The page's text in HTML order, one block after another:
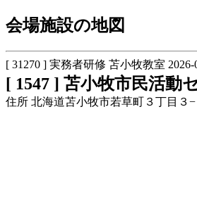
会場施設の地図
[ 31270 ] 実務者研修 苫小牧教室
[ 1547 ] 苫小牧市民活動
住所 北海道苫小牧市若草町３丁目３−